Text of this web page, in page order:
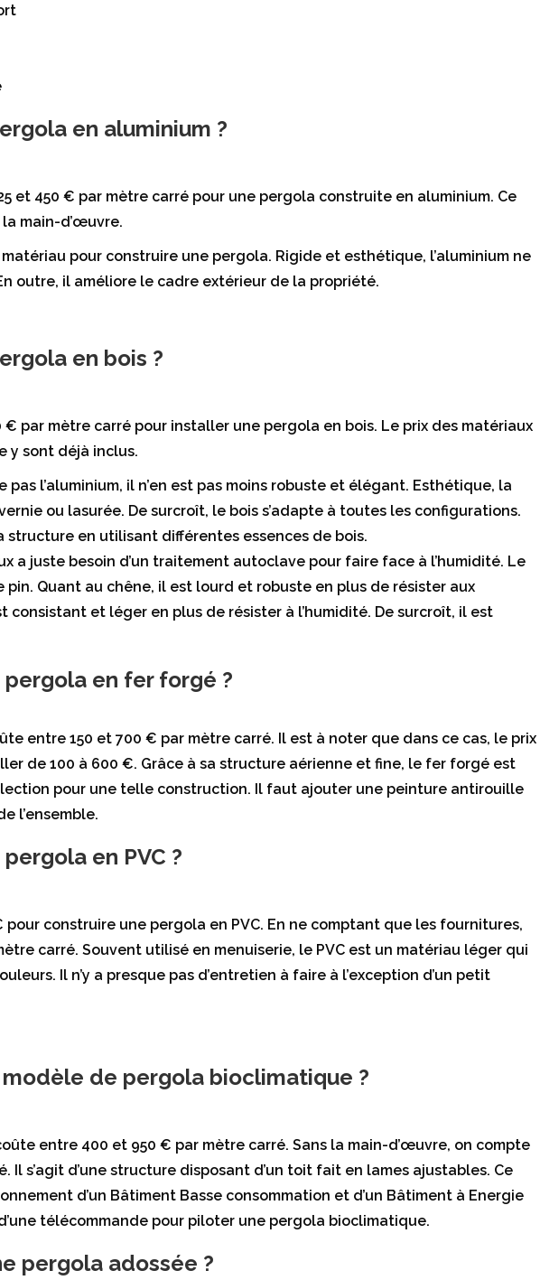
en aluminium ?
et 450 € par mètre carré pour une pergola construite en aluminium. Ce
main-d’œuvre.
matériau pour construire une pergola. Rigide et esthétique, l’aluminium ne
outre, il améliore le cadre extérieur de la propriété.
en bois ?
€ par mètre carré pour installer une pergola en bois. Le prix des matériaux
y sont déjà inclus.
pas l’aluminium, il n’en est pas moins robuste et élégant. Esthétique, la
ou lasurée. De surcroît, le bois s’adapte à toutes les configurations.
structure en utilisant différentes essences de bois.
a juste besoin d’un traitement autoclave pour faire face à l’humidité. Le
pin. Quant au chêne, il est lourd et robuste en plus de résister aux
consistant et léger en plus de résister à l’humidité. De surcroît, il est
pergola en fer forgé ?
entre 150 et 700 € par mètre carré. Il est à noter que dans ce cas, le prix
de 100 à 600 €. Grâce à sa structure aérienne et fine, le fer forgé est
pour une telle construction. Il faut ajouter une peinture antirouille
l’ensemble.
en PVC ?
construire une pergola en PVC. En ne comptant que les fournitures,
carré. Souvent utilisé en menuiserie, le PVC est un matériau léger qui
Il n’y a presque pas d’entretien à faire à l’exception d’un petit
de pergola bioclimatique ?
entre 400 et 950 € par mètre carré. Sans la main-d’œuvre, on compte
Il s’agit d’une structure disposant d’un toit fait en lames ajustables. Ce
d’un Bâtiment Basse consommation et d’un Bâtiment à Energie
télécommande pour piloter une pergola bioclimatique.
pergola adossée ?